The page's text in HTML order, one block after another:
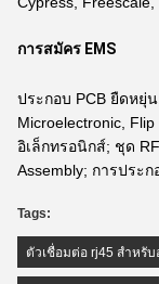
การสมัคร EMS
ประกอบ PCB ยืดหยุ่
Microelectronic,
อิเล็กทรอนิกส์; ชุด
Assembly; การประ
Tags:
ตัวเชื่อมต่อ rj45 สำหรั